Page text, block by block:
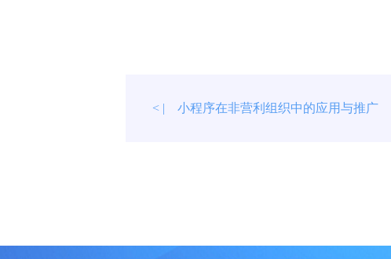
< | 小程序在非营利组织中的应用与推广